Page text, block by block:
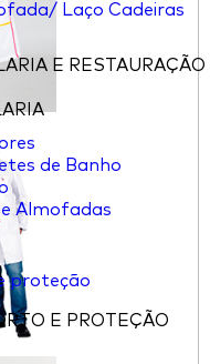
Laço Cadeiras
E RESTAURAÇÃO
de Banho
Almofadas
proteção
E PROTEÇÃO